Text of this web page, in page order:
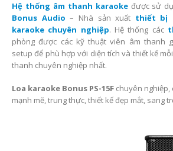
Hệ thống âm thanh karaokeđược sử
Bonus Audio – Nhà sản xuất thiết bị
karaoke chuyên nghiệp. Hệ thống các
phòng được các kỹ thuật viên âm thanh
setup để phù hợp với diện tích và thiết kế
thanh chuyên nghiệp nhất.
Loa karaoke Bonus PS-15F chuyên
mạnh mẽ, trung thực, thiết kế đẹp mắt, sang